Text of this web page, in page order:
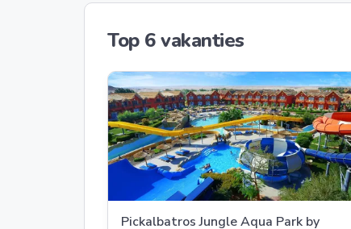
Top 6 vakanties
Pickalbatros Jungle Aqua Park by